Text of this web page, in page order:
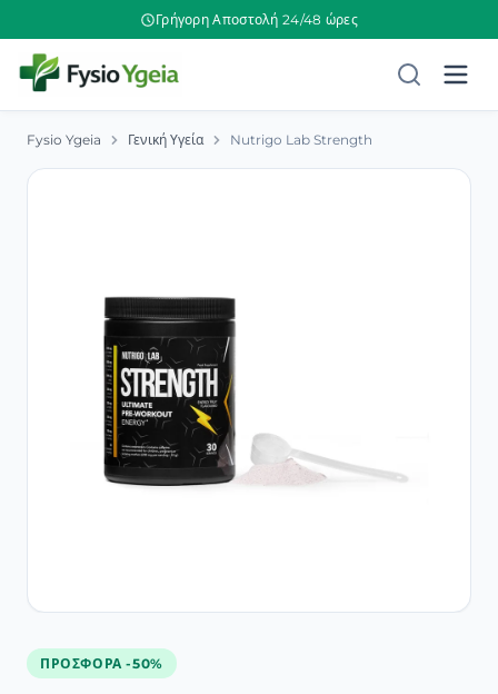
Γρήγορη Αποστολή 24/48 ώρες
Fysio Ygeia Γενική Υγεία Nutrigo Lab Strength
ΠΡΟΣΦΟΡΆ -50%